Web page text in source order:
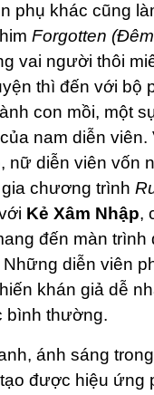
phụ khác cũng
Forgotten
vai người thôi
thì đến với bộ
con mồi, một
nam diễn viên.
nữ diễn viên vốn
chương trình
Kẻ Xâm Nhập,
đến màn trình
Những diễn viên
khán giả dễ
bình thường.
ánh sáng trong
được hiệu ứng